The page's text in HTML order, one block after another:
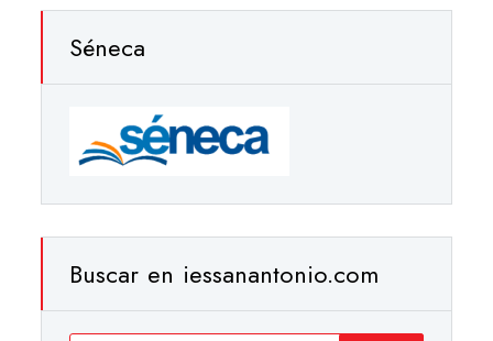
Séneca
Buscar en iessanantonio.com